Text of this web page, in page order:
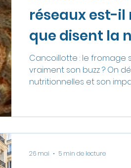
réseaux est-il
que disent la
Cancoillotte : le fromage
vraiment son buzz ? On
nutritionnelles et son
26 mai 5 min de lecture